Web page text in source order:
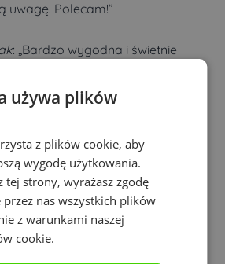
uwagę. Polecam!”
: „Bardzo wygodna i świetnie
podkładki.
do koszyka.
i dokończ zamówienie.
używa plików
z plików cookie, aby
wygodę użytkowania.
tej strony, wyrażasz zgodę
przez nas wszystkich plików
z warunkami naszej
cookie.